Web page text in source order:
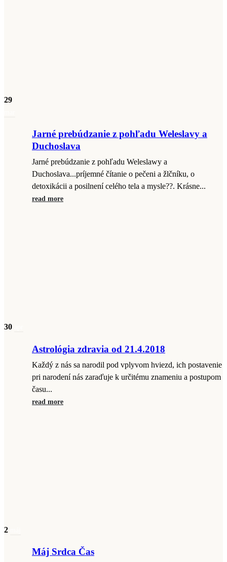
29
Jarné prebúdzanie z pohľadu Weleslavy a
Duchoslava
Jarné prebúdzanie z pohľadu Weleslawy a
Duchoslava...príjemné čítanie o pečeni a žlčníku, o
detoxikácii a posilnení celého tela a mysle??. Krásne...
read more
30
Astrológia zdravia od 21.4.2018
Každý z nás sa narodil pod vplyvom hviezd, ich postavenie
pri narodení nás zaraďuje k určitému znameniu a postupom
času...
read more
2
Máj Srdca Čas